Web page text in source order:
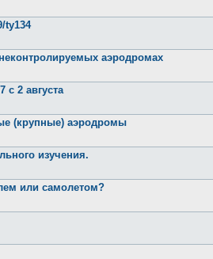
ty134
аэродромах
с 2 августа
(крупные) аэродромы
изучения.
или самолетом?